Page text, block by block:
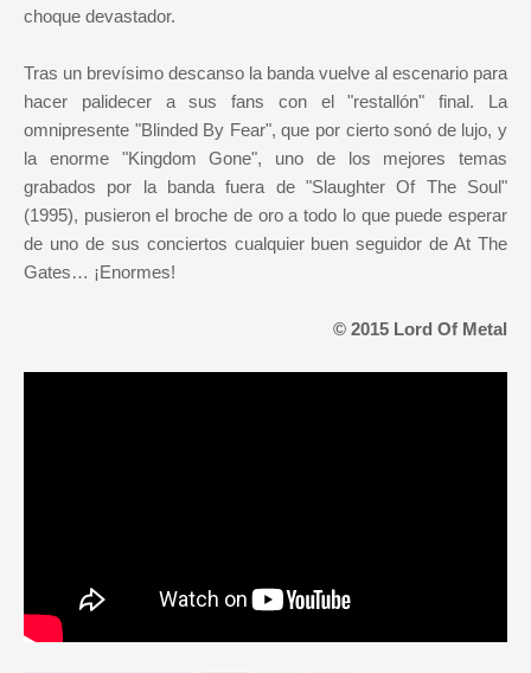
choque devastador.
Tras un brevísimo descanso la banda vuelve al escenario para
hacer palidecer a sus fans con el "restallón" final. La
omnipresente "Blinded By Fear", que por cierto sonó de lujo, y
la enorme "Kingdom Gone", uno de los mejores temas
grabados por la banda fuera de "Slaughter Of The Soul"
(1995), pusieron el broche de oro a todo lo que puede esperar
de uno de sus conciertos cualquier buen seguidor de At The
Gates… ¡Enormes!
© 2015 Lord Of Metal